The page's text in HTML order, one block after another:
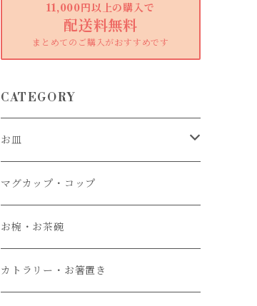
11,000円以上の購入で
配送料無料
まとめてのご購入がおすすめです
CATEGORY
お皿
大皿
中皿
小皿
マグカップ・コップ
お椀・お茶碗
カトラリー・お箸置き